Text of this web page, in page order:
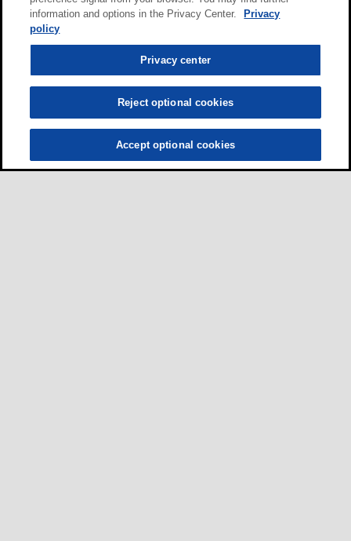
information and options in the Privacy Center.
Privacy
policy
Privacy center
Reject optional cookies
Accept optional cookies